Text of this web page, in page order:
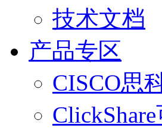
技术文档
产品专区
CISCO思